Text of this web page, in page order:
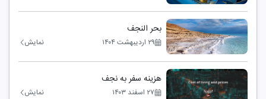
بحر النجف
۲۹ اردیبهشت ۱۴۰۴ نمایش
هزینه سفر به نجف
۲۷ اسفند ۱۴۰۳ نمایش